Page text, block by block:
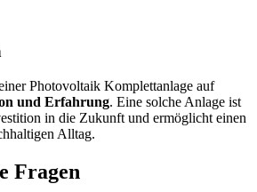
Photovoltaik Komplettanlage auf
und Erfahrung. Eine solche Anlage ist
in die Zukunft und ermöglicht einen
Alltag.
Fragen